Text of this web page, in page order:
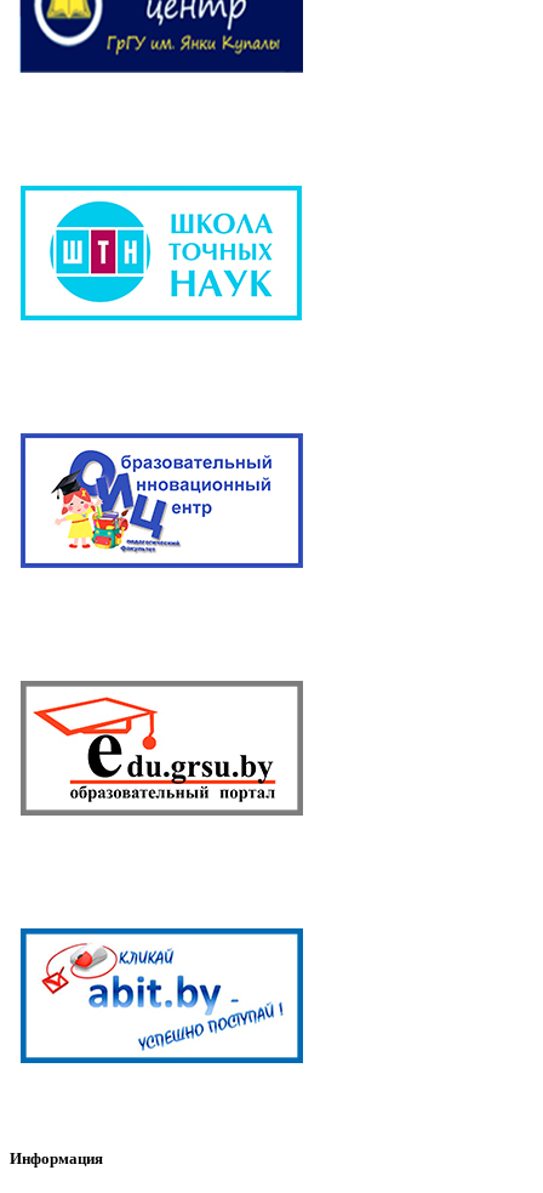
Информация